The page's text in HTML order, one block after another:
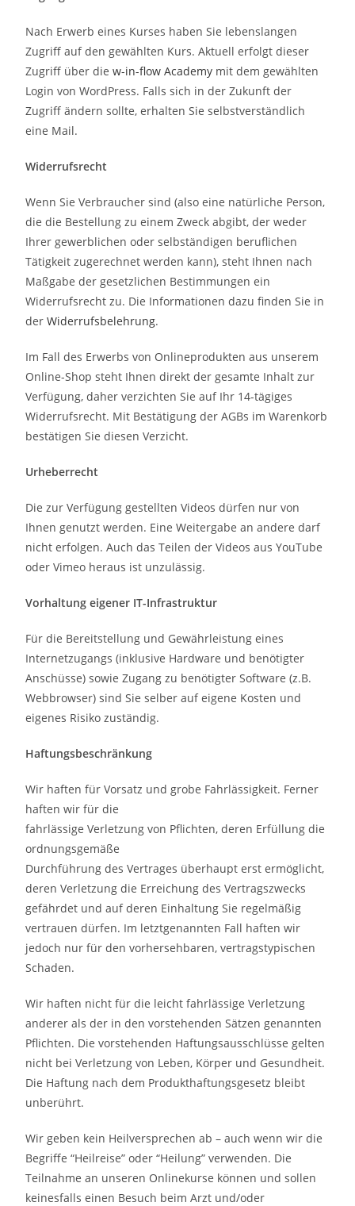
Nach Erwerb eines Kurses haben Sie lebenslangen
Zugriff auf den gewählten Kurs. Aktuell erfolgt dieser
Zugriff über diew-in-flow Academy mit dem gewählten
Login von WordPress. Falls sich in der Zukunft der
Zugriff ändern sollte, erhalten Sie selbstverständlich
eine Mail.
Widerrufsrecht
Wenn Sie Verbraucher sind (also eine natürliche Person,
die die Bestellung zu einem Zweck abgibt, der weder
Ihrer gewerblichen oder selbständigen beruflichen
Tätigkeit zugerechnet werden kann), steht Ihnen nach
Maßgabe der gesetzlichen Bestimmungen ein
Widerrufsrecht zu. Die Informationen dazu finden Sie in
derWiderrufsbelehrung.
Im Fall des Erwerbs von Onlineprodukten aus unserem
Online-Shop steht Ihnen direkt der gesamte Inhalt zur
Verfügung, daher verzichten Sie auf Ihr 14-tägiges
Widerrufsrecht. Mit Bestätigung der AGBs im Warenkorb
bestätigen Sie diesen Verzicht.
Urheberrecht
Die zur Verfügung gestellten Videos dürfen nur von
Ihnen genutzt werden. Eine Weitergabe an andere darf
nicht erfolgen. Auch das Teilen der Videos aus YouTube
oder Vimeo heraus ist unzulässig.
Vorhaltung eigener IT-Infrastruktur
Für die Bereitstellung und Gewährleistung eines
Internetzugangs (inklusive Hardware und benötigter
Anschüsse) sowie Zugang zu benötigter Software (z.B.
Webbrowser) sind Sie selber auf eigene Kosten und
eigenes Risiko zuständig.
Haftungsbeschränkung
Wir haften für Vorsatz und grobe Fahrlässigkeit. Ferner
haften wir für die
fahrlässige Verletzung von Pflichten, deren Erfüllung die
ordnungsgemäße
Durchführung des Vertrages überhaupt erst ermöglicht,
deren Verletzung die Erreichung des Vertragszwecks
gefährdet und auf deren Einhaltung Sie regelmäßig
vertrauen dürfen. Im letztgenannten Fall haften wir
jedoch nur für den vorhersehbaren, vertragstypischen
Schaden.
Wir haften nicht für die leicht fahrlässige Verletzung
anderer als der in den vorstehenden Sätzen genannten
Pflichten. Die vorstehenden Haftungsausschlüsse gelten
nicht bei Verletzung von Leben, Körper und Gesundheit.
Die Haftung nach dem Produkthaftungsgesetz bleibt
unberührt.
Wir geben kein Heilversprechen ab – auch wenn wir die
Begriffe “Heilreise” oder “Heilung” verwenden. Die
Teilnahme an unseren Onlinekurse können und sollen
keinesfalls einen Besuch beim Arzt und/oder